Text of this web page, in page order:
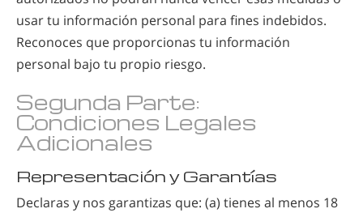
usar tu información personal para fines indebidos.
Reconoces que proporcionas tu información
personal bajo tu propio riesgo.
Segunda Parte:
Condiciones Legales
Adicionales
Representación y Garantías
Declaras y nos garantizas que: (a) tienes al menos 18